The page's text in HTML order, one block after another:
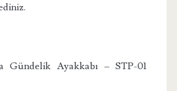
Gündelik Ayakkabı – STP-01